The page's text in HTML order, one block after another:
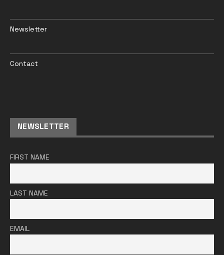
Newsletter
Contact
NEWSLETTER
FIRST NAME
LAST NAME
EMAIL